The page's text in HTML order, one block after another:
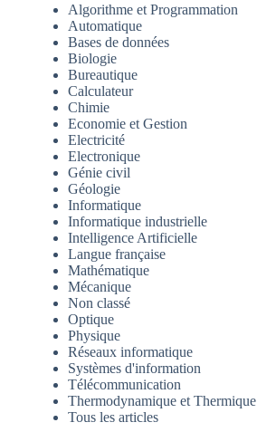
Algorithme et Programmation
Automatique
Bases de données
Biologie
Bureautique
Calculateur
Chimie
Economie et Gestion
Electricité
Electronique
Génie civil
Géologie
Informatique
Informatique industrielle
Intelligence Artificielle
Langue française
Mathématique
Mécanique
Non classé
Optique
Physique
Réseaux informatique
Systèmes d'information
Télécommunication
Thermodynamique et Thermique
Tous les articles